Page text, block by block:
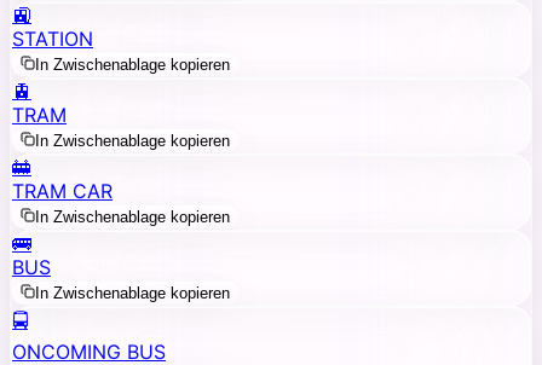
🚉
STATION
In Zwischenablage kopieren
🚊
TRAM
In Zwischenablage kopieren
🚋
TRAM CAR
In Zwischenablage kopieren
🚌
BUS
In Zwischenablage kopieren
🚍
ONCOMING BUS